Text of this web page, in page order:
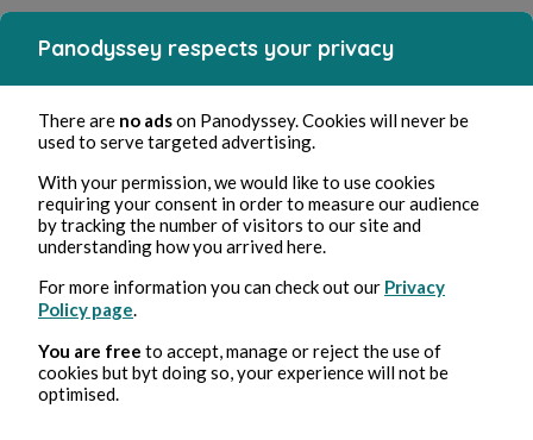
Panodyssey respects your privacy
There are no adson Panodyssey. Cookies will never be
used to serve targeted advertising.
With your permission, we would like to use cookies
requiring your consent in order to measure our audience
by tracking the number of visitors to our site and
understanding how you arrived here.
For more information you can check out our Privacy
Policy page
You are free to accept, manage or reject the use of
cookies but byt doing so, your experience will not be
optimised.